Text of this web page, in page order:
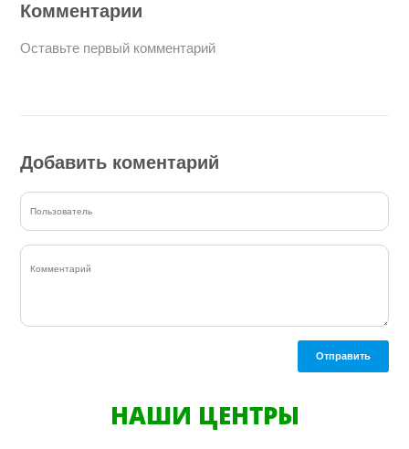
Комментарии
Оставьте первый комментарий
Добавить коментарий
Отправить
НАШИ ЦЕНТРЫ